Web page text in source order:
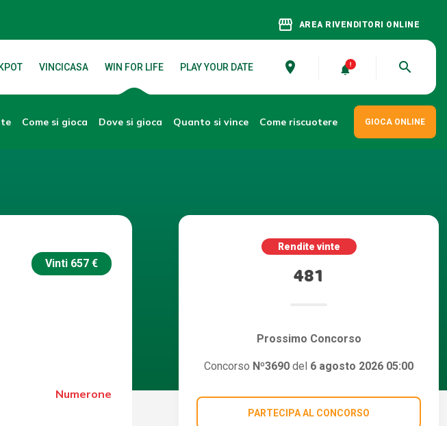
storefront AREA RIVENDITORI ONLINE
VINCICASA WIN FOR LIFE PLAY YOUR DATE place search
Come si gioca Dove si gioca Quanto si vince Come riscuotere GIOCA ONLINE
Vinti 657 €
Numerone
Rendite vinte
481
Prossimo Concorso
Concorso Nº3690 del 6 agosto 2026 05:00
PARTECIPA AL CONCORSO